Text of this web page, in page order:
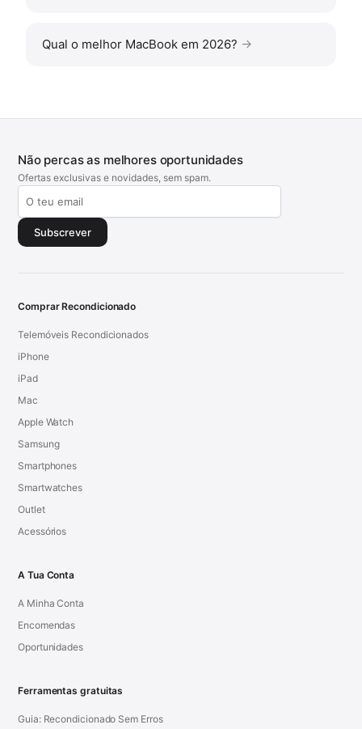
Qual o melhor MacBook em 2026?
Não percas as melhores oportunidades
Ofertas exclusivas e novidades, sem spam.
Subscrever
Comprar Recondicionado
Telemóveis Recondicionados
iPhone
iPad
Mac
Apple Watch
Samsung
Smartphones
Smartwatches
Outlet
Acessórios
A Tua Conta
A Minha Conta
Encomendas
Oportunidades
Ferramentas gratuitas
Guia: Recondicionado Sem Erros